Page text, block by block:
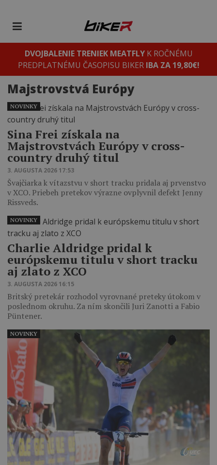
DVOJBALENIE TRENIEK MEATFLYK ROČNÉMU
PREDPLATNÉMU ČASOPISU BIKER IBA ZA 19,80€!
Majstrovstvá Európy
Sina Frei získala na
Majstrovstvách Európy v cross-
country druhý titul
3. AUGUSTA 2026 17:53
Švajčiarka k vítazstvu v short tracku pridala aj prvenstvo
v XCO. Priebeh pretekov výrazne ovplyvnil defekt Jenny
Rissveds.
NOVINKY
Charlie Aldridge pridal k
európskemu titulu v short tracku
aj zlato z XCO
3. AUGUSTA 2026 16:15
Britský pretekár rozhodol vyrovnané preteky útokom v
poslednom okruhu. Za ním skončili Juri Zanotti a Fabio
Püntener.
NOVINKY
NOVINKY